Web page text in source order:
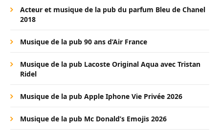
Acteur et musique de la pub du parfum Bleu de Chanel
2018
Musique de la pub 90 ans d’Air France
Musique de la pub Lacoste Original Aqua avec Tristan
Ridel
Musique de la pub Apple Iphone Vie Privée 2026
Musique de la pub Mc Donald’s Emojis 2026